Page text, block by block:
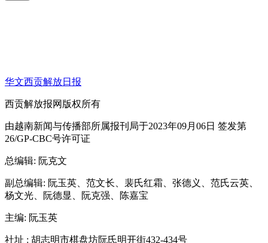
华文西贡解放日报
西贡解放报网版权所有
由越南新闻与传播部所属报刊局于2023年09月06日 签发第
26/GP-CBC号许可证
总编辑: 阮克文
副总编辑: 阮玉英、范文长、裴氏红霜、张德义、范氏云英、
杨文光、阮德显、阮克强、陈嘉宝
主编: 阮玉英
社址 : 胡志明市棋盘坊阮氏明开街432-434号